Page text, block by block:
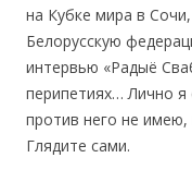
на Кубке мира в
Белорусскую
интервью «Радыё
перипетиях… Лично
против него не
Глядите сами.